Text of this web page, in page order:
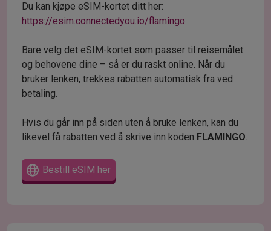
Du kan kjøpe eSIM-kortet ditt her:
https://esim.connectedyou.io/flamingo
Bare velg det eSIM-kortet som passer til reisemålet
og behovene dine – så er du raskt online. Når du
bruker lenken, trekkes rabatten automatisk fra ved
betaling.
Hvis du går inn på siden uten å bruke lenken, kan du
likevel få rabatten ved å skrive inn koden FLAMINGO
Bestill eSIM her